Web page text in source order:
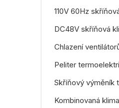
110V 60Hz
DC48V skříňová
Chlazení
Skříňový výměník